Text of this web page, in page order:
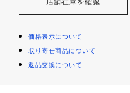
店舗在庫を確認
価格表示について
取り寄せ商品について
返品交換について